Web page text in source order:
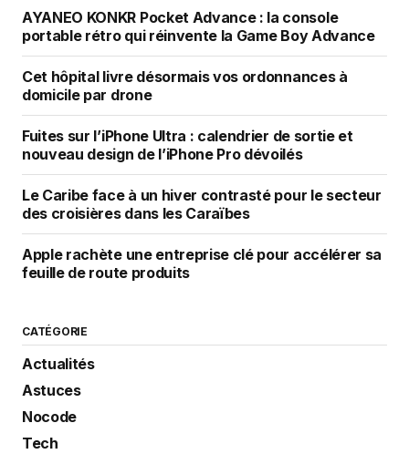
AYANEO KONKR Pocket Advance : la console
portable rétro qui réinvente la Game Boy Advance
Cet hôpital livre désormais vos ordonnances à
domicile par drone
Fuites sur l’iPhone Ultra : calendrier de sortie et
nouveau design de l’iPhone Pro dévoilés
Le Caribe face à un hiver contrasté pour le secteur
des croisières dans les Caraïbes
Apple rachète une entreprise clé pour accélérer sa
feuille de route produits
CATÉGORIE
Actualités
Astuces
Nocode
Tech